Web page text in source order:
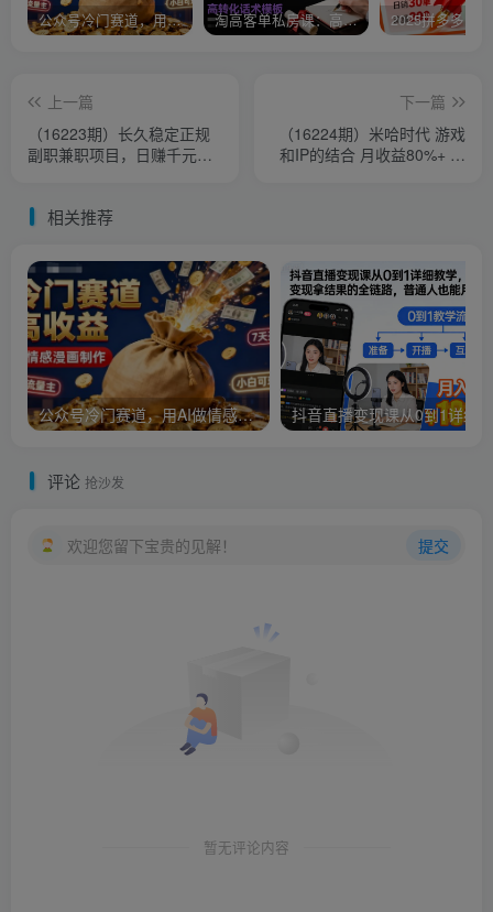
公众号冷门赛道，用AI做情感漫画，7天开通流量主，操作简单，小白可玩 淘高客单私房课：高客单成交的3个核心基础，1个实操法宝
上一篇
（16223期）长久稳定正规
副职兼职项目，日赚千元，
下一篇
（16224期）米哈时代 游戏
和IP的结合 月收益80%+ 全
相关推荐
公众号冷门赛道，用AI做情感漫画，7天开通流量主，操作简单，小白可玩
评论 抢沙发
欢迎您留下宝贵的见解！ 提交
暂无评论内容